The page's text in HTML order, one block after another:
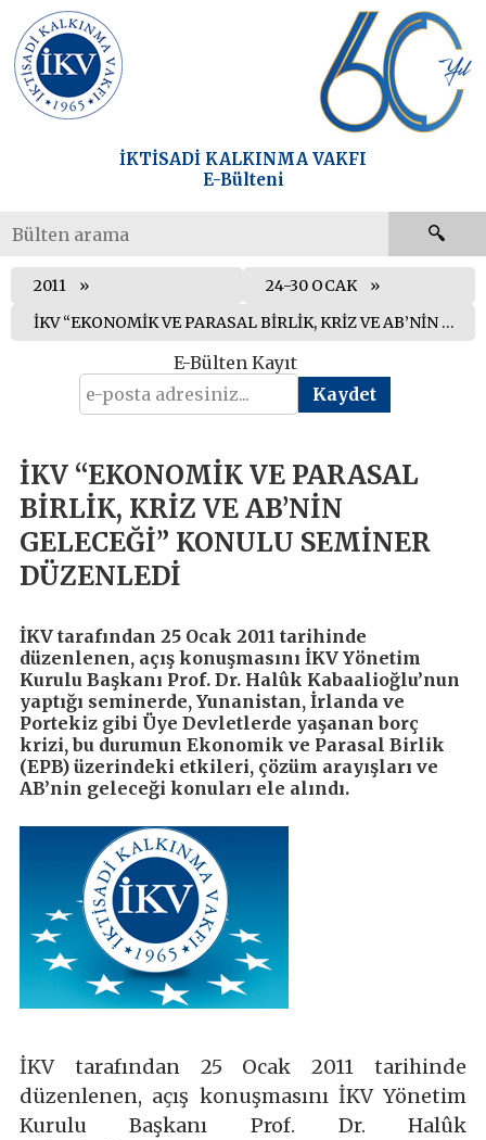
İKTİSADİ KALKINMA VAKFI
E-Bülteni
2011
24-30 OCAK
İKV “EKONOMİK VE PARASAL BİRLİK, KRİZ VE AB’NİN GELECEĞİ” KONULU SEMİNER DÜZENLEDİ
E-Bülten Kayıt
İKV “EKONOMİK VE PARASAL
BİRLİK, KRİZ VE AB’NİN
GELECEĞİ” KONULU SEMİNER
DÜZENLEDİ
İKV tarafından 25 Ocak 2011 tarihinde
düzenlenen, açış konuşmasını İKV Yönetim
Kurulu Başkanı Prof. Dr. Halûk Kabaalioğlu’nun
yaptığı seminerde, Yunanistan, İrlanda ve
Portekiz gibi Üye Devletlerde yaşanan borç
krizi, bu durumun Ekonomik ve Parasal Birlik
(EPB) üzerindeki etkileri, çözüm arayışları ve
AB’nin geleceği konuları ele alındı.
İKV tarafından 25 Ocak 2011 tarihinde
düzenlenen, açış konuşmasını İKV Yönetim
Kurulu Başkanı Prof. Dr. Halûk